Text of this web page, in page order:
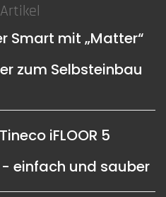
Smart mit „Matter“
zum Selbsteinbau
iFLOOR 5
einfach und sauber